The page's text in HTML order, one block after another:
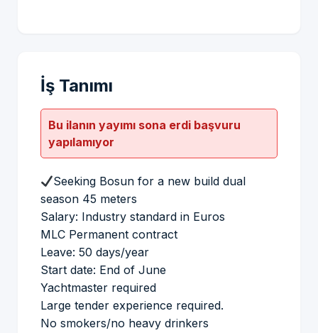
İş Tanımı
Bu ilanın yayımı sona erdi başvuru
yapılamıyor
Seeking Bosun for a new build dual
season 45 meters
Salary: Industry standard in Euros
MLC Permanent contract
Leave: 50 days/year
Start date: End of June
Yachtmaster required
Large tender experience required.
No smokers/no heavy drinkers